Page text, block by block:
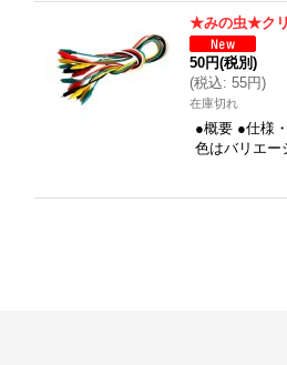
★みの虫★ク
50円(税別)
(税込: 55円)
在庫切れ
●概要 ●仕様
色はバリエー